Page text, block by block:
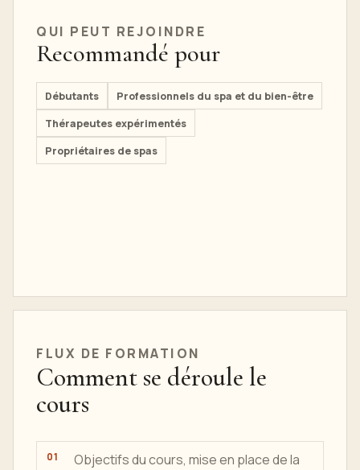
QUI PEUT REJOINDRE
Recommandé pour
Débutants
Professionnels du spa et du bien-être
Thérapeutes expérimentés
Propriétaires de spas
FLUX DE FORMATION
Comment se déroule le
cours
Objectifs du cours, mise en place de la